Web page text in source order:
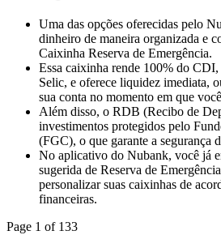
Uma das opções oferecidas pelo
dinheiro de maneira organizada e
Caixinha Reserva de Emergência.
Essa caixinha rende 100% do
Selic, e oferece liquidez imediata,
sua conta no momento em que
Além disso, o RDB (Recibo de
investimentos protegidos pelo
(FGC), o que garante a segurança
No aplicativo do Nubank, você já
sugerida de Reserva de
personalizar suas caixinhas de
financeiras.
Page 1 of 133